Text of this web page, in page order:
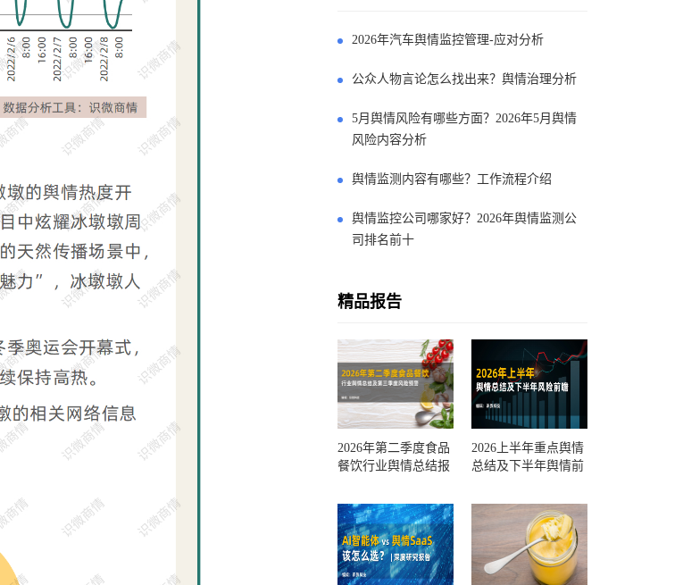
2026年汽车舆情监控管理-应对分析
公众人物言论怎么找出来？舆情治理分析
5月舆情风险有哪些方面？2026年5月舆情
风险内容分析
舆情监测内容有哪些？工作流程介绍
舆情监控公司哪家好？2026年舆情监测公
司排名前十
精品报告
2026年第二季度食品
餐饮行业舆情总结报
测
2026上半年重点舆情
总结及下半年舆情前